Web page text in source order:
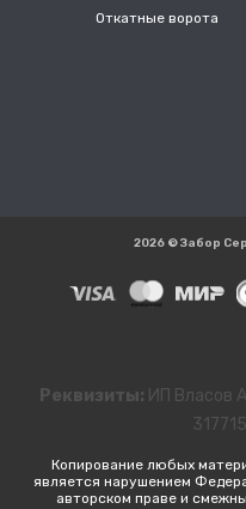
Откатные ворота
2026 © Забор
Реквизиты: ИП Власов
Копирование любых
является нарушением
авторском праве и